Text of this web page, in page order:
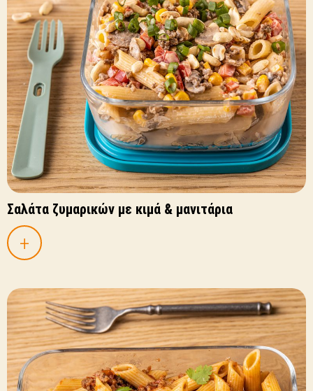
Σαλάτα ζυμαρικών με κιμά & μανιτάρια
+